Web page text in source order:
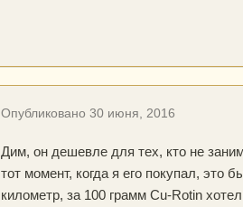
Опубликовано 30 июня, 2016
Дим, он дешевле для тех, кто не
тот момент, когда я его покупал,
километр, за 100 грамм Cu-Rotin